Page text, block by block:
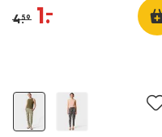
4.59 1.
–